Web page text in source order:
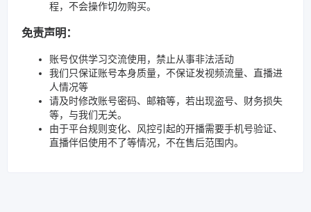
程，不会操作切勿购买。
免责声明：
账号仅供学习交流使用，禁止从事非法活动
我们只保证账号本身质量，不保证发视频流量、直播进
人情况等
请及时修改账号密码、邮箱等，若出现盗号、财务损失
等，与我们无关。
由于平台规则变化、风控引起的开播需要手机号验证、
直播伴侣使用不了等情况，不在售后范围内。